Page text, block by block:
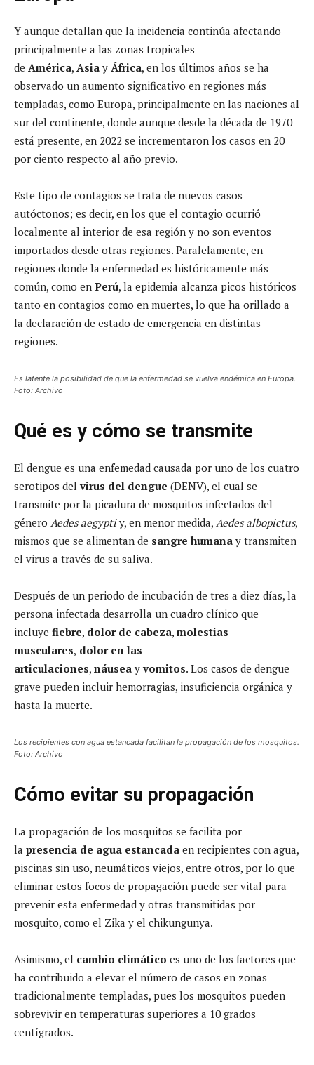
Y aunque detallan que la incidencia continúa afectando
principalmente a las zonas tropicales
de América, Asia y África, en los últimos años se ha
observado un aumento significativo en regiones más
templadas, como Europa, principalmente en las naciones al
sur del continente, donde aunque desde la década de 1970
está presente, en 2022 se incrementaron los casos en 20
por ciento respecto al año previo.
Este tipo de contagios se trata de nuevos casos
autóctonos; es decir, en los que el contagio ocurrió
localmente al interior de esa región y no son eventos
importados desde otras regiones. Paralelamente, en
regiones donde la enfermedad es históricamente más
común, como en Perú, la epidemia alcanza picos históricos
tanto en contagios como en muertes, lo que ha orillado a
la declaración de estado de emergencia en distintas
regiones.
Es latente la posibilidad de que la enfermedad se vuelva endémica en Europa.
Foto: Archivo
Qué es y cómo se transmite
El dengue es una enfemedad causada por uno de los cuatro
serotipos del virus del dengue (DENV), el cual se
transmite por la picadura de mosquitos infectados del
género Aedes aegyptiy, en menor medida, Aedes albopictus,
mismos que se alimentan de sangre humana y transmiten
el virus a través de su saliva.
Después de un periodo de incubación de tres a diez días, la
persona infectada desarrolla un cuadro clínico que
incluye fiebre, dolor de cabeza, molestias
musculares, dolor en las
articulaciones, náusea y vomitos. Los casos de dengue
grave pueden incluir hemorragias, insuficiencia orgánica y
hasta la muerte.
Los recipientes con agua estancada facilitan la propagación de los mosquitos.
Foto: Archivo
Cómo evitar su propagación
La propagación de los mosquitos se facilita por
la presencia de agua estancada en recipientes con agua,
piscinas sin uso, neumáticos viejos, entre otros, por lo que
eliminar estos focos de propagación puede ser vital para
prevenir esta enfermedad y otras transmitidas por
mosquito, como el Zika y el chikungunya.
Asimismo, el cambio climático es uno de los factores que
ha contribuido a elevar el número de casos en zonas
tradicionalmente templadas, pues los mosquitos pueden
sobrevivir en temperaturas superiores a 10 grados
centígrados.